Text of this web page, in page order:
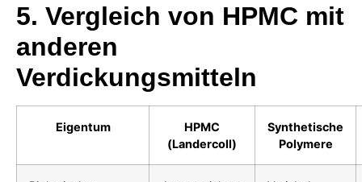
5. Vergleich von HPMC mit
anderen
Verdickungsmitteln
Eigentum
HPMC
(Landercoll)
Synthetische
Polymere